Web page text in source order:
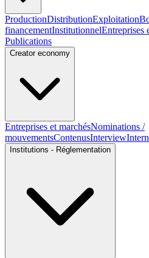
ProductionDistributionExploitation
financementInstitutionnelEntreprises
Publications
Creator economy
Entreprises et marchésNominations /
mouvementsContenusInterview
Institutions - Réglementation